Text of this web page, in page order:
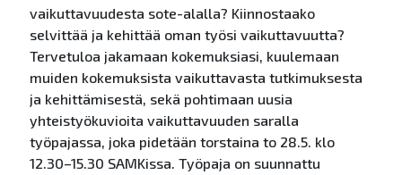
vaikuttavuudesta sote-alalla? Kiinnostaako
selvittää ja kehittää oman työsi vaikuttavuutta?
Tervetuloa jakamaan kokemuksiasi, kuulemaan
muiden kokemuksista vaikuttavasta tutkimuksesta
ja kehittämisestä, sekä pohtimaan uusia
yhteistyökuvioita vaikuttavuuden saralla
työpajassa, joka pidetään torstaina to 28.5. klo
12.30–15.30 SAMKissa. Työpaja on suunnattu